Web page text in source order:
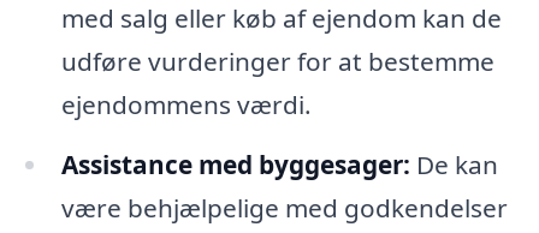
med salg eller køb af ejendom kan de
udføre vurderinger for at bestemme
ejendommens værdi.
Assistance med byggesager: De kan
være behjælpelige med godkendelser